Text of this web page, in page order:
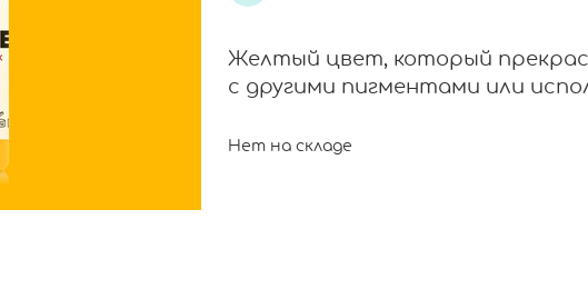
Желтый цвет, который
с другими пигментами или
Нет на складе